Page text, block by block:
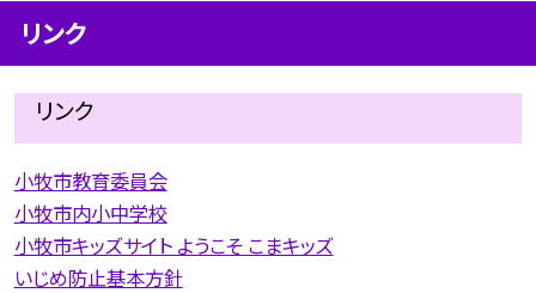
リンク
リンク
小牧市教育委員会
小牧市内小中学校
小牧市キッズサイト ようこそ こまキッズ
いじめ防止基本方針